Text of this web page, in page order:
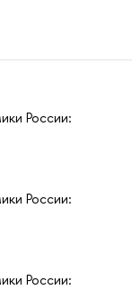
России:
России:
России: